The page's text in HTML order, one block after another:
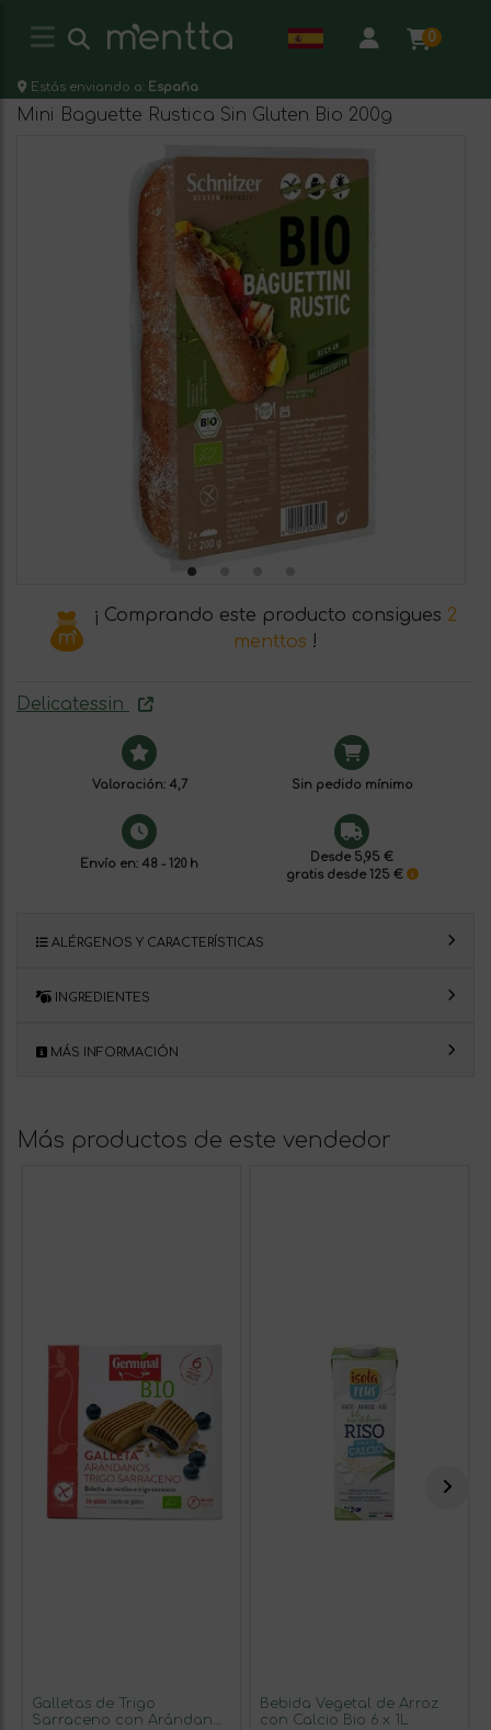
0
Estás enviando a: España
Mini Baguette Rustica Sin Gluten Bio 200g
¡ Comprando este producto consigues 2
menttos !
Delicatessin
Valoración: 4,7 Sin pedido mínimo
Envío en: 48 - 120 h
Desde 5,95 €
gratis desde 125 €
ALÉRGENOS Y CARACTERÍSTICAS
INGREDIENTES
MÁS INFORMACIÓN
Más productos de este vendedor
Galletas de Trigo
Sarraceno con Arándanos
Bebida Vegetal de Arroz
con Calcio Bio 6 x 1L